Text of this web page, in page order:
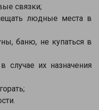
связки;
людные места в
баню, не купаться в
случае их назначения